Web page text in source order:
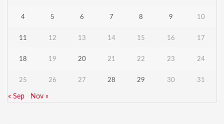
4 5 6 7 8 9 10
11 12 13 14 15 16 17
18 19 20 21 22 23 24
25 26 27 28 29 30 31
« Sep Nov »